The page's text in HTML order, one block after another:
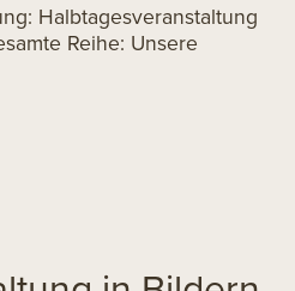
Halbtagesveranstaltung
Reihe: Unsere